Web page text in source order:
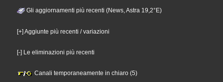
Gli aggiornamenti più recenti (News, Astra 19,2°E)
[+] Aggiunte più recenti / variazioni
[-] Le eliminazioni più recenti
Canali temporaneamente in chiaro (5)